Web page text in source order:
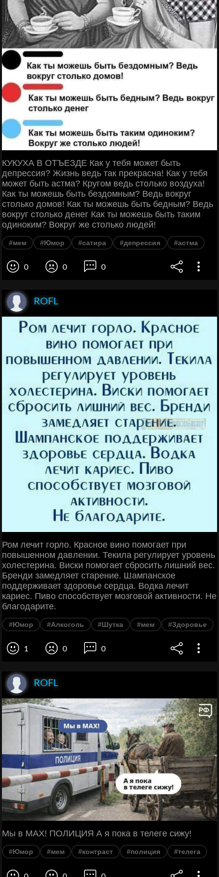
КУКУХА В ОТЪЕЗДЕ Как у тебя может быть
депрессия? Жизнь ведь так прекрасна! Как у тебя
может быть астма? Кругом ведь столько воздуха!
Как ты можешь быть бездомным? Ведь вокруг
столько домов! Как ты можешь быть бедным? Ведь
вокруг столько денег Как ты можешь быть таким
одиноким? Вокруг же столько людей!
#мем #Юмор #сатира #депрессия #астма
0 0 0
ROFL
Ром лечит горло. Красное вино помогает при
повышенном давлении. Текила регулирует уровень
холестерина. Виски помогает сбросить лишний вес.
Бренди замедляет старение. Шампанское
поддерживает здоровье сердца. Водка лечит
кариес. Пиво способствует мозговой активности. Не
благодарите.
#Юмор #Алкоголь #Шутка #мем #Здоровье
1 0 0
ROFL
Мы в MAX! ПОЛИЦИЯ А я пока в телеге сижу!
#Юмор #мем #контраст #полиция #телега